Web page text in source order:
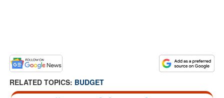
RELATED TOPICS: BUDGET